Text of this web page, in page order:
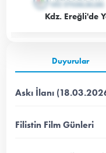
Kdz. Ereğli'de
Duyurular
Askı İlanı
Filistin Film Günleri